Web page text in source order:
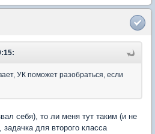
УК поможет разобраться, если
себя), то ли меня тут таким (и не
для второго класса